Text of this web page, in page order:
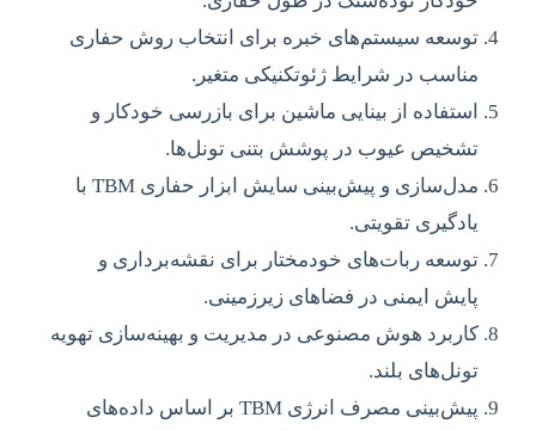
توسعه سیستم‌های خبره برای انتخاب روش حفاری
مناسب در شرایط ژئوتکنیکی متغیر.
استفاده از بینایی ماشین برای بازرسی خودکار و
تشخیص عیوب در پوشش بتنی تونل‌ها.
مدل‌سازی و پیش‌بینی سایش ابزار حفاری TBM با
یادگیری تقویتی.
توسعه ربات‌های خودمختار برای نقشه‌برداری و
پایش ایمنی در فضاهای زیرزمینی.
کاربرد هوش مصنوعی در مدیریت و بهینه‌سازی تهویه
تونل‌های بلند.
پیش‌بینی مصرف انرژی TBM بر اساس داده‌های